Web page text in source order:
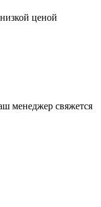
ценой
менеджер свяжется